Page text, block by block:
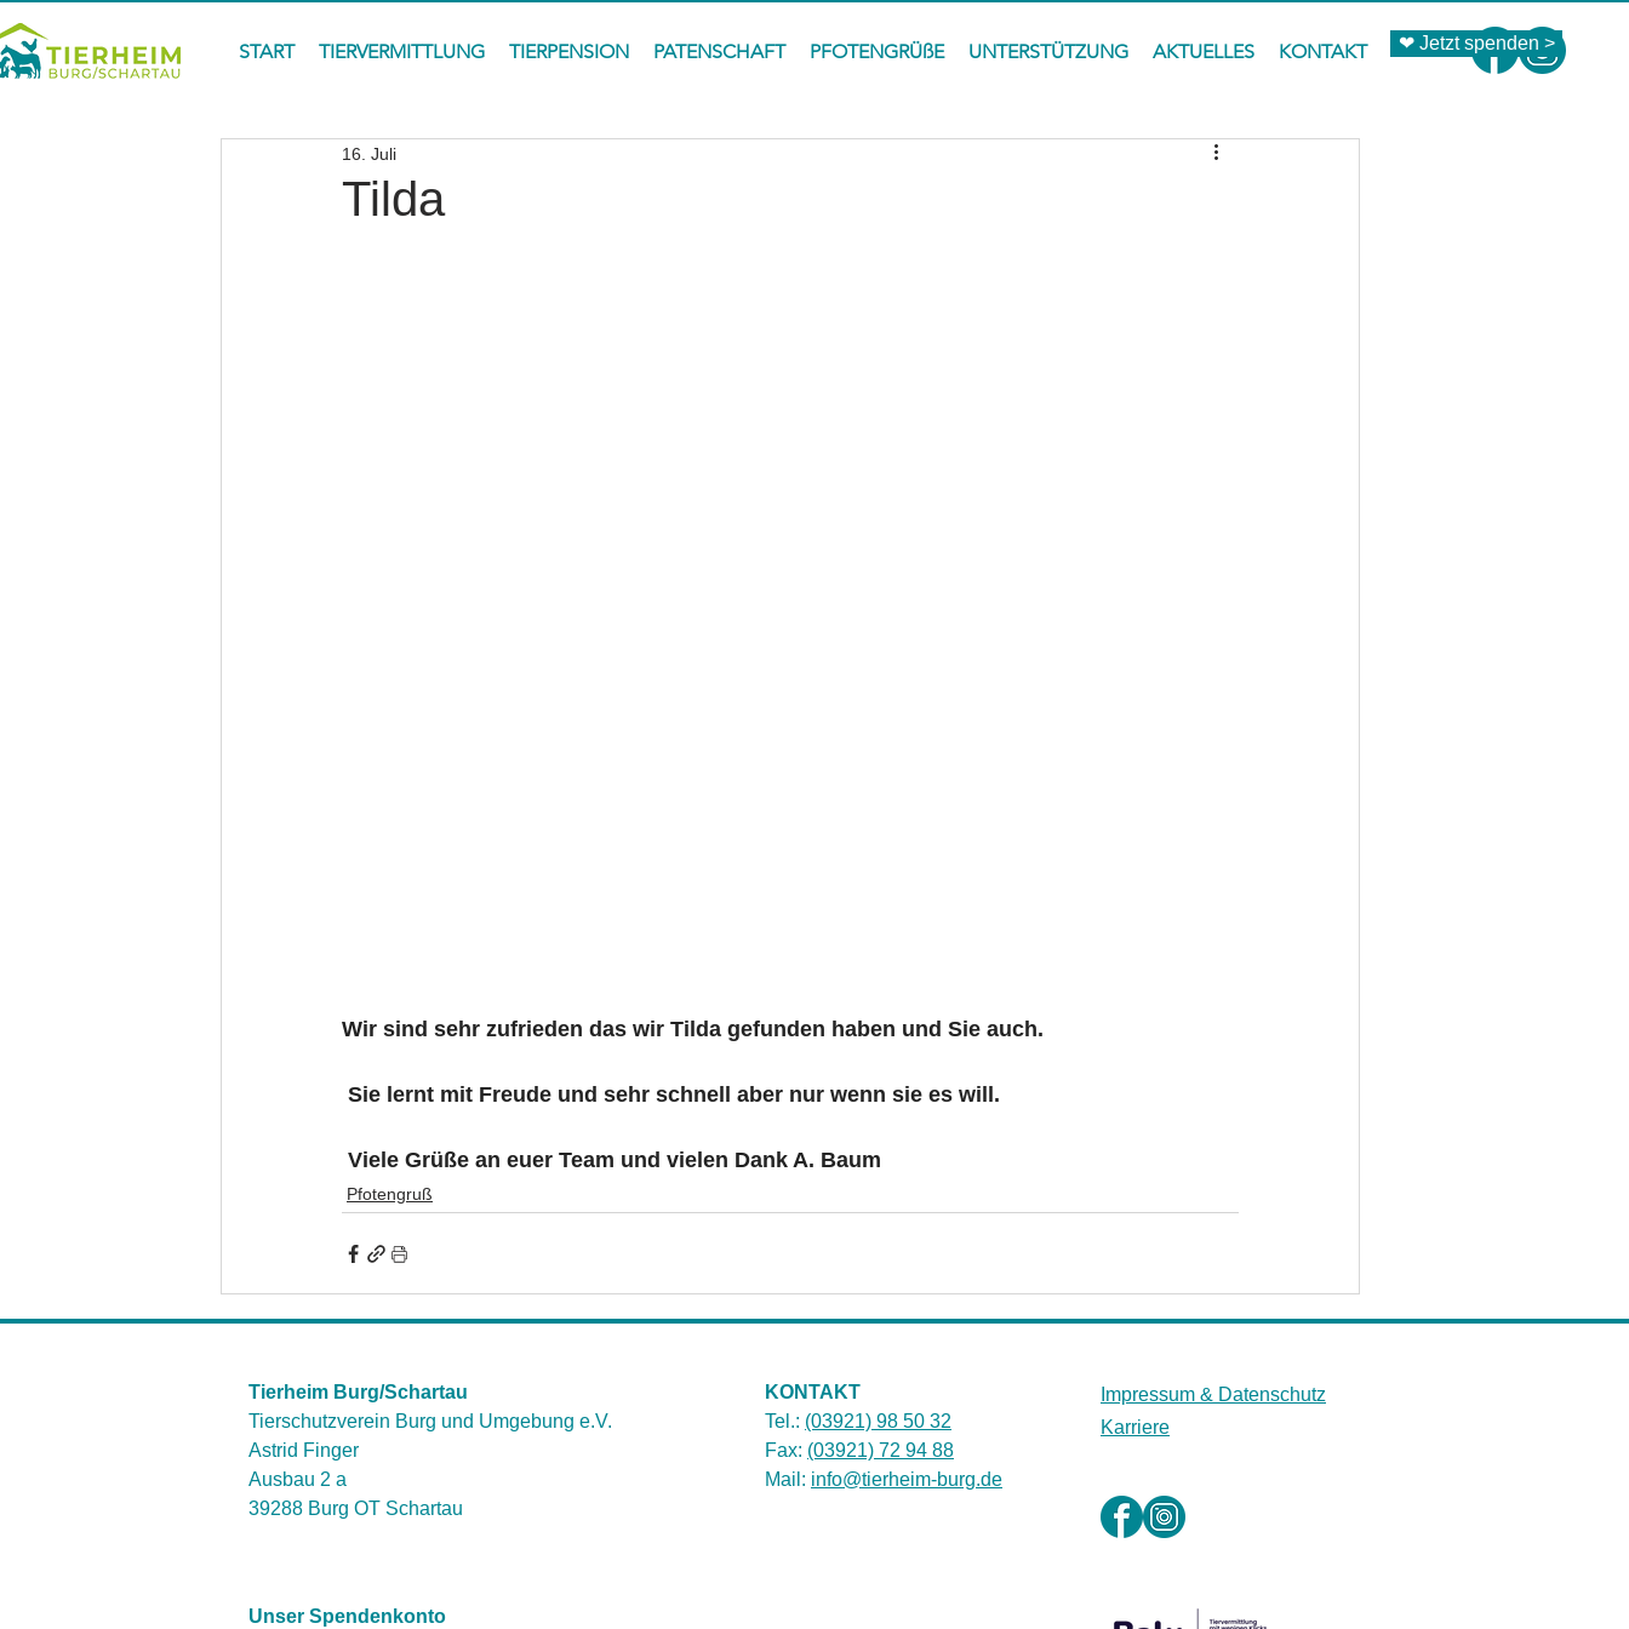
START TIERVERMITTLUNG TIERPENSION PATENSCHAFT PFOTENGRÜßE UNTERSTÜTZUNG AKTUELLES KONTAKT ❤ Jetzt spenden >
Tilda
16. Juli
Wir sind sehr zufrieden das wir Tilda gefunden haben und Sie auch.
Sie lernt mit Freude und sehr schnell aber nur wenn sie es will.
Viele Grüße an euer Team und vielen Dank A. Baum
Pfotengruß
Tierheim Burg/Schartau
Tierschutzverein Burg und Umgebung e.V.
Astrid Finger
Ausbau 2 a
39288 Burg OT Schartau
KONTAKT
Tel.: (03921) 98 50 32
Fax: (03921) 72 94 88
Mail: info@tierheim-burg.de
Impressum & Datenschutz
Karriere
Unser Spendenkonto